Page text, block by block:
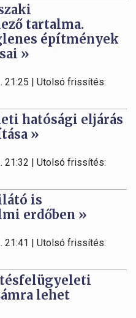
tartalma.
építmények
»
21:25 | Utolsó frissítés:
hatósági eljárás
»
21:32 | Utolsó frissítés:
is
erdőben »
21:41 | Utolsó frissítés:
lehet